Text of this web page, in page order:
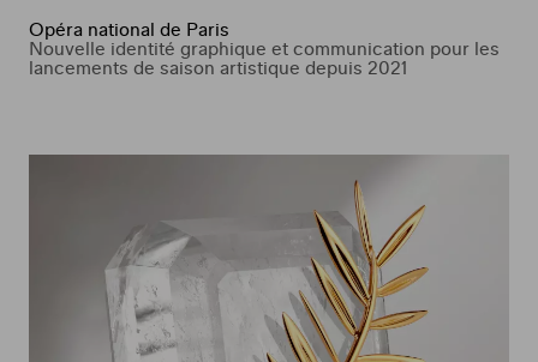
Opéra national de Paris
Nouvelle identité graphique et communication pour les
lancements de saison artistique depuis 2021